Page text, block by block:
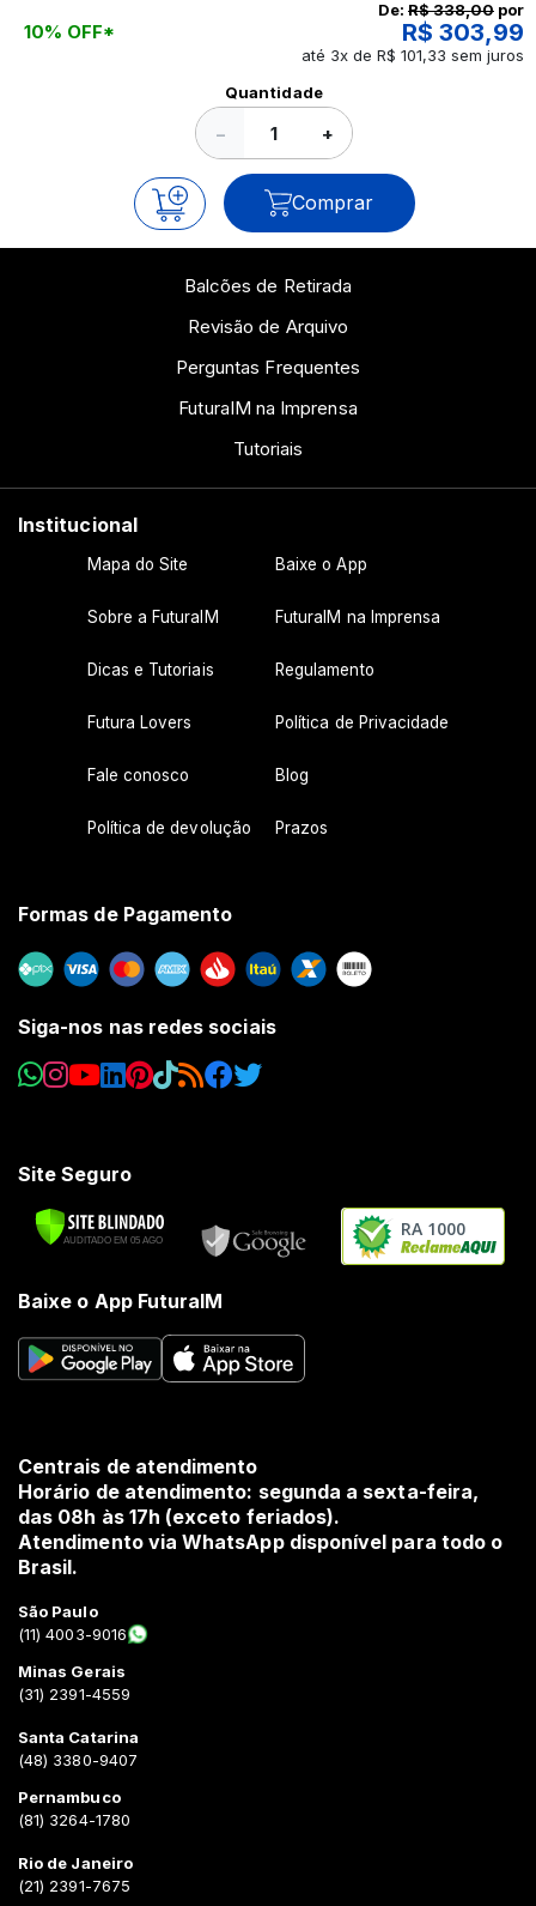
continue a leitura que vamos revelar para você!
10% OFF*
De: R$ 338,00 por
R$ 303,99
até 3x de R$ 101,33 sem juros
Quantidade
− +
Comprar
Balcões de Retirada
Revisão de Arquivo
Perguntas Frequentes
FuturaIM na Imprensa
Tutoriais
Institucional
Mapa do Site Baixe o App
Sobre a FuturaIM FuturaIM na Imprensa
Dicas e Tutoriais Regulamento
Futura Lovers Política de Privacidade
Fale conosco Blog
Política de devolução Prazos
Formas de Pagamento
Siga-nos nas redes sociais
Site Seguro
RA 1000
Baixe o App FuturaIM
Centrais de atendimento
Horário de atendimento: segunda a sexta-feira,
das 08h às 17h (exceto feriados).
Atendimento via WhatsApp disponível para todo o
Brasil.
São Paulo
(11) 4003-9016
Minas Gerais
(31) 2391-4559
Santa Catarina
(48) 3380-9407
Pernambuco
(81) 3264-1780
Rio de Janeiro
(21) 2391-7675